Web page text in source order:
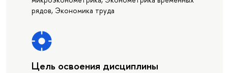
рядов, Экономика труда
Цель освоения дисциплины